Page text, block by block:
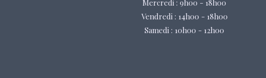
Mercredi : 9h00 - 18h00
Vendredi : 14h00 - 18h00
Samedi : 10h00 - 12h00